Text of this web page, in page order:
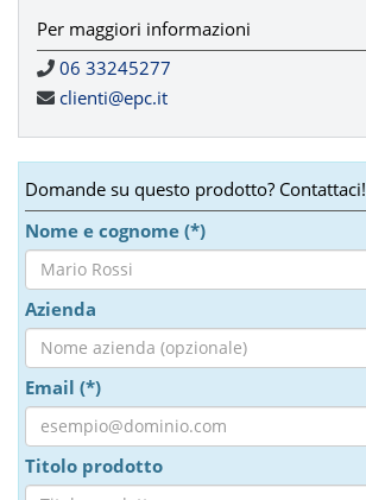
Per maggiori informazioni
06 33245277
clienti@epc.it
Domande su questo prodotto? Contattaci!
Nome e cognome (*)
Azienda
Email (*)
Titolo prodotto